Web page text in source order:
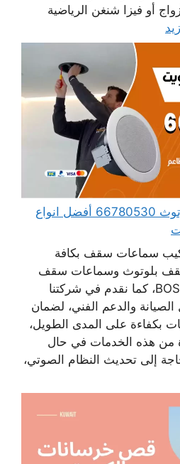
أو فيزا شنغن الرياضية
فني سماعات سقف بلوتوث 66780530 أفضل انواع
سماعات سقف بكافة
بلوتوث وسماعات سقف
JPL وسماعات سقف BOSE، كما نقدم في شركتنا
والدعم الفني، لضمان
بكفاءة على المدى الطويل،
من هذه الخدمات في حال
إلى تحديث النظام الصوتي،